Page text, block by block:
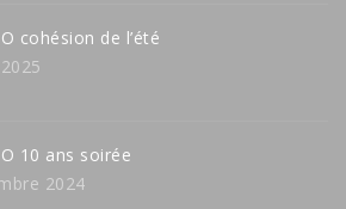
cohésion de l’été
10 ans soirée
2024